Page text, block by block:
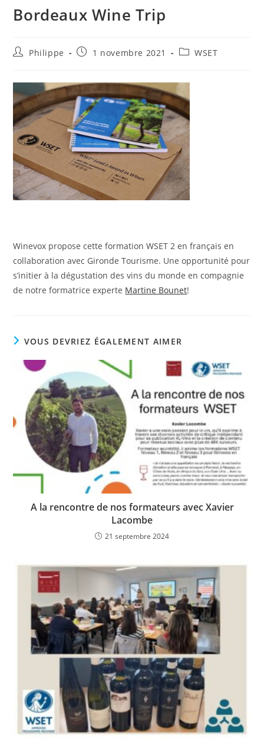
Bordeaux Wine Trip
Auteur/autrice
publication :
Philippe
Publication
1 novembre 2021
PostWSET
Winevox propose cette formation WSET 2 en français en
collaboration avec Gironde Tourisme. Une opportunité pour
s’initier à la dégustation des vins du monde en compagnie
de notre formatrice experte Martine Bounet!
VOUS DEVRIEZ ÉGALEMENT AIMER
A la rencontre de nos formateurs avec Xavier
Lacombe
21 septembre 2024